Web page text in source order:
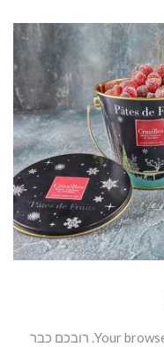
Your browser does not support the audio element. רובכם כבר